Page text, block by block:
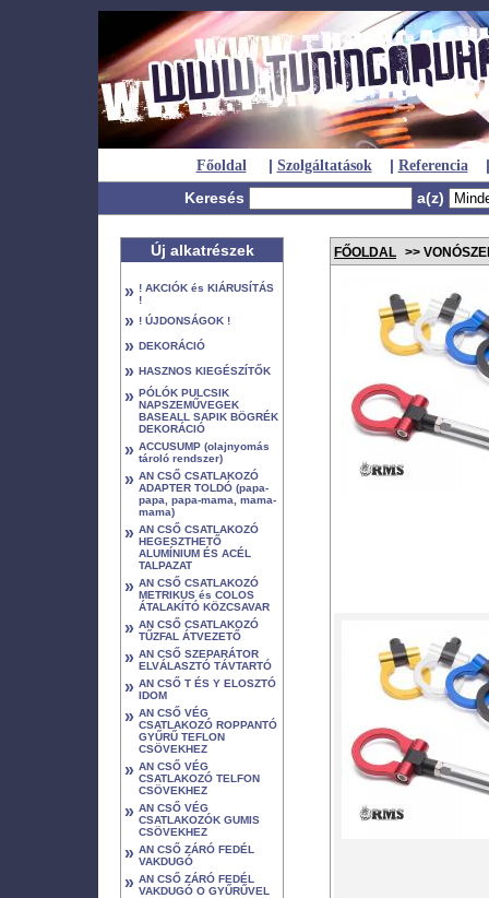
Főoldal | Szolgáltatások | Referencia
|
Keresés
a(z)
Új alkatrészek
» ! AKCIÓK és KIÁRUSÍTÁS
!
» ! ÚJDONSÁGOK !
» DEKORÁCIÓ
» HASZNOS KIEGÉSZÍTŐK
» PÓLÓK PULCSIK
NAPSZEMŰVEGEK
BASEALL SAPIK BÖGRÉK
DEKORÁCIÓ
» ACCUSUMP (olajnyomás
tároló rendszer)
» AN CSŐ CSATLAKOZÓ
ADAPTER TOLDÓ (papa-
papa, papa-mama, mama-
mama)
» AN CSŐ CSATLAKOZÓ
HEGESZTHETŐ
ALUMÍNIUM ÉS ACÉL
TALPAZAT
» AN CSŐ CSATLAKOZÓ
METRIKUS és COLOS
ÁTALAKÍTÓ KÖZCSAVAR
» AN CSŐ CSATLAKOZÓ
TŰZFAL ÁTVEZETŐ
» AN CSŐ SZEPARÁTOR
ELVÁLASZTÓ TÁVTARTÓ
» AN CSŐ T ÉS Y ELOSZTÓ
IDOM
» AN CSŐ VÉG
CSATLAKOZÓ ROPPANTÓ
GYŰRŰ TEFLON
CSÖVEKHEZ
» AN CSŐ VÉG
CSATLAKOZÓ TELFON
CSÖVEKHEZ
» AN CSŐ VÉG
CSATLAKOZÓK GUMIS
CSÖVEKHEZ
» AN CSŐ ZÁRÓ FEDÉL
VAKDUGÓ
» AN CSŐ ZÁRÓ FEDÉL
VAKDUGÓ O GYŰRŰVEL
FŐOLDAL >>